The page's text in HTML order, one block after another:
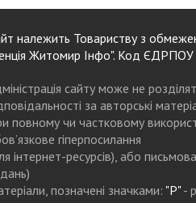
належить Товариству з
Житомир Інфо". Код
сайту може не
за авторські
повному чи частковому
гіперпосилання
інтернет-ресурсів), або
позначені значками: "Р"-